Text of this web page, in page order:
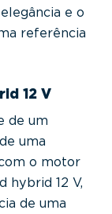
e o
referência
12 V
de um
uma
o motor
hybrid 12 V,
de uma